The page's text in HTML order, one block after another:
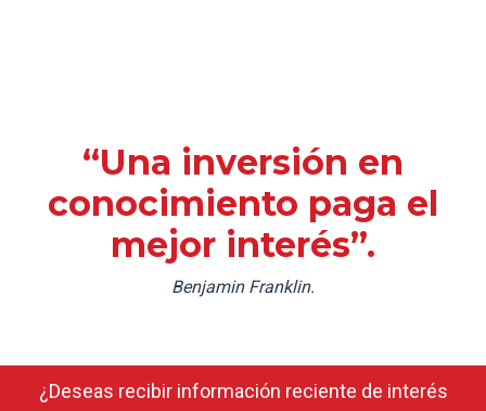
“Una inversión en
conocimiento paga el
mejor interés”.
Benjamin Franklin.
¿Deseas recibir información reciente de interés